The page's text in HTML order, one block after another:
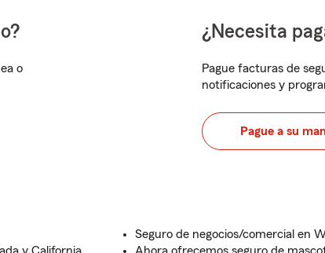
o
¿Necesita
Pague facturas de
notificaciones y
Pague a su
Seguro de negocios/comercial en